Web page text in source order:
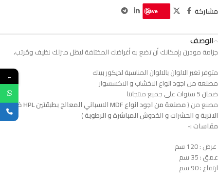
مشاركة
Save
الوصف
جزامة مودرن بإمكانك أن تضع به أغراضك المختلفة ليظل منزلك نظيف ومُرتب،
متوفر تغير الالوان بالالوان المناسبة لديكور بيتك
مصنعه من اجود انواع الاخشاب و الاكسسوار
ضمان 5 سنوات على جميع منتجاتنا
مصنع من (
مصنعة من اجود انواع MDF الاسباني المعالج بطبقتين HPL ضدد
الاتربة و الحشرات و الخدوش المباشرة و الرطوبة)
مقاسات :-
عرض : 120 سم
عمق : 35 سم
ارتفاع : 90 سم
←